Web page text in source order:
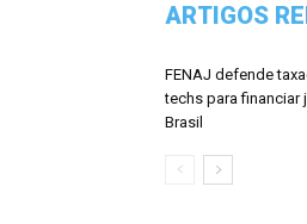
ARTIGOS
FENAJ defende
techs para financiar
Brasil